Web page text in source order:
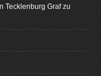
Tecklenburg Graf zu